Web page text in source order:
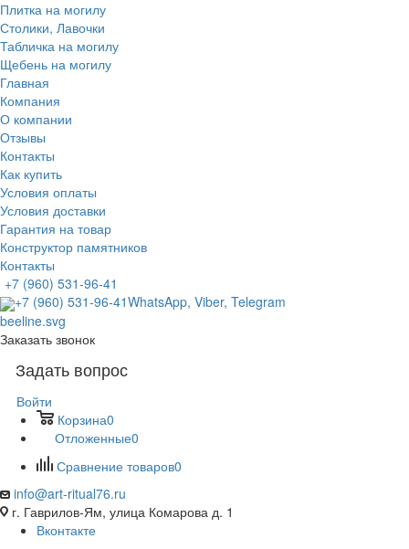
Плитка на могилу
Столики, Лавочки
Табличка на могилу
Щебень на могилу
Главная
Компания
О компании
Отзывы
Контакты
Как купить
Условия оплаты
Условия доставки
Гарантия на товар
Конструктор памятников
Контакты
+7 (960) 531-96-41
+7 (960) 531-96-41WhatsApp, Viber, Telegram
Заказать звонок
Задать вопрос
Войти
Корзина0
Отложенные0
Сравнение товаров0
info@art-ritual76.ru
г. Гаврилов-Ям, улица Комарова д. 1
Вконтакте